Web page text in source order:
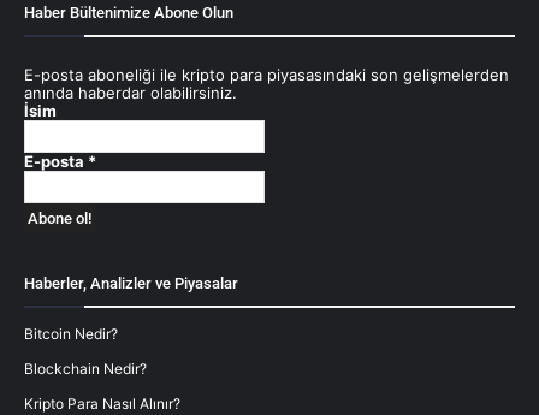
Haber Bültenimize Abone Olun
E-posta aboneliği ile kripto para piyasasındaki son gelişmelerden
anında haberdar olabilirsiniz.
İsim
E-posta *
Haberler, Analizler ve Piyasalar
Bitcoin Nedir?
Blockchain Nedir?
Kripto Para Nasıl Alınır?